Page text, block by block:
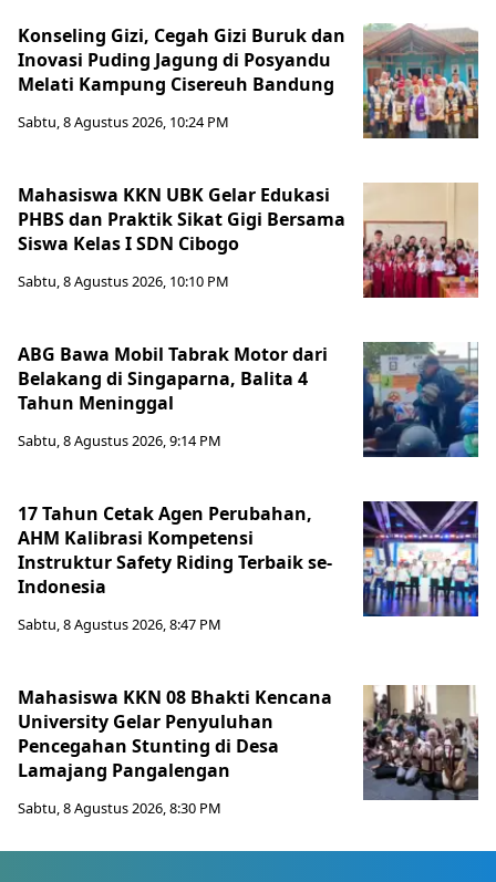
Konseling Gizi, Cegah Gizi Buruk dan
Inovasi Puding Jagung di Posyandu
Melati Kampung Cisereuh Bandung
Sabtu, 8 Agustus 2026, 10:24 PM
Mahasiswa KKN UBK Gelar Edukasi
PHBS dan Praktik Sikat Gigi Bersama
Siswa Kelas I SDN Cibogo
Sabtu, 8 Agustus 2026, 10:10 PM
ABG Bawa Mobil Tabrak Motor dari
Belakang di Singaparna, Balita 4
Tahun Meninggal
Sabtu, 8 Agustus 2026, 9:14 PM
17 Tahun Cetak Agen Perubahan,
AHM Kalibrasi Kompetensi
Instruktur Safety Riding Terbaik se-
Indonesia
Sabtu, 8 Agustus 2026, 8:47 PM
Mahasiswa KKN 08 Bhakti Kencana
University Gelar Penyuluhan
Pencegahan Stunting di Desa
Lamajang Pangalengan
Sabtu, 8 Agustus 2026, 8:30 PM